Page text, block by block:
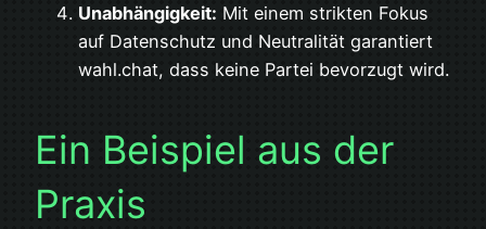
Unabhängigkeit: Mit einem strikten Fokus
auf Datenschutz und Neutralität garantiert
wahl.chat, dass keine Partei bevorzugt wird.
Ein Beispiel aus der
Praxis